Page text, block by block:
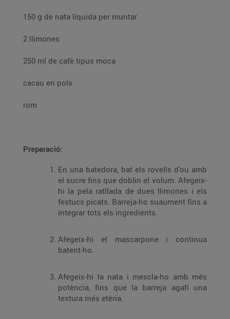
150 g de nata líquida per muntar
2 llimones
250 ml de cafè tipus moca
cacau en pols
rom
Preparació:
En una batedora, bat els rovells d'ou amb
el sucre fins que doblin el volum. Afegeix-
hi la pela ratllada de dues llimones i els
festucs picats. Barreja-ho suaument fins a
integrar tots els ingredients.
Afegeix-hi el mascarpone i continua
batent-ho.
Afegeix-hi la nata i mescla-ho amb més
potència, fins que la barreja agafi una
textura més etèria.